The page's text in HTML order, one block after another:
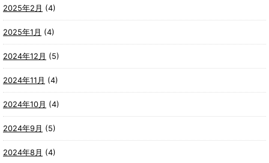
2025年2月 (4)
2025年1月 (4)
2024年12月 (5)
2024年11月 (4)
2024年10月 (4)
2024年9月 (5)
2024年8月 (4)